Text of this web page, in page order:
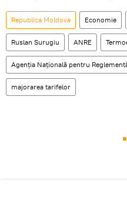
Republica Moldova Economie
Ruslan Surugiu ANRE
Agenția Națională pentru
majorarea tarifelor